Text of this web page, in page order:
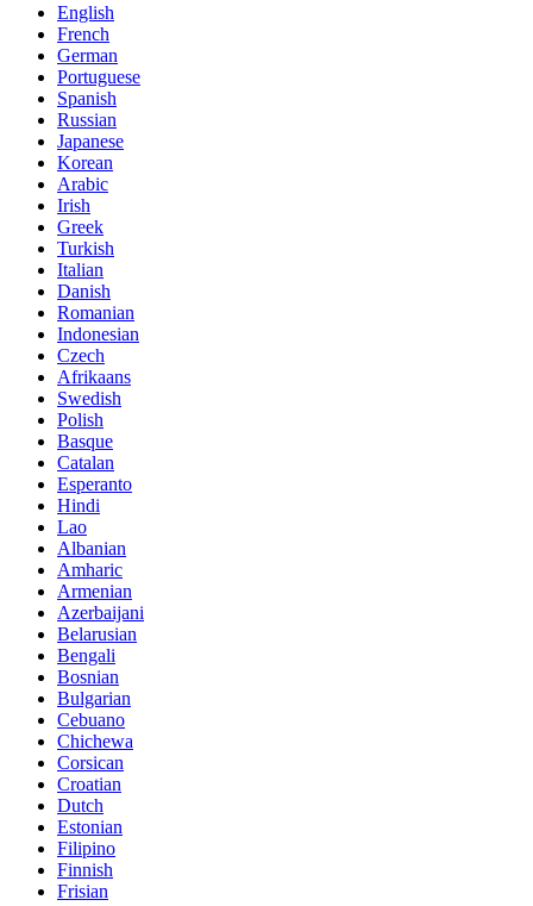
English
French
German
Portuguese
Spanish
Russian
Japanese
Korean
Arabic
Irish
Greek
Turkish
Italian
Danish
Romanian
Indonesian
Czech
Afrikaans
Swedish
Polish
Basque
Catalan
Esperanto
Hindi
Lao
Albanian
Amharic
Armenian
Azerbaijani
Belarusian
Bengali
Bosnian
Bulgarian
Cebuano
Chichewa
Corsican
Croatian
Dutch
Estonian
Filipino
Finnish
Frisian